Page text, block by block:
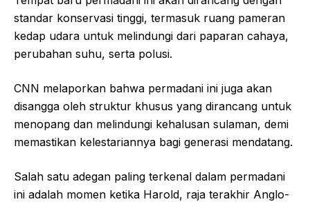
standar konservasi tinggi, termasuk ruang pameran
kedap udara untuk melindungi dari paparan cahaya,
perubahan suhu, serta polusi.
CNN melaporkan bahwa permadani ini juga akan
disangga oleh struktur khusus yang dirancang untuk
menopang dan melindungi kehalusan sulaman, demi
memastikan kelestariannya bagi generasi mendatang.
Salah satu adegan paling terkenal dalam permadani
ini adalah momen ketika Harold, raja terakhir Anglo-